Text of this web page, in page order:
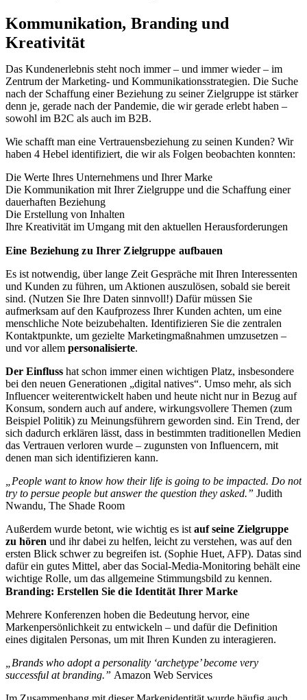
Kommunikation, Branding und
Kreativität
Das Kundenerlebnis steht noch immer – und immer wieder – im
Zentrum der Marketing- und Kommunikationsstrategien. Die Suche
nach der Schaffung einer Beziehung zu seiner Zielgruppe ist stärker
denn je, gerade nach der Pandemie, die wir gerade erlebt haben –
sowohl im B2C als auch im B2B.
Wie schafft man eine Vertrauensbeziehung zu seinen Kunden? Wir
haben 4 Hebel identifiziert, die wir als Folgen beobachten konnten:
Die Werte Ihres Unternehmens und Ihrer Marke
Die Kommunikation mit Ihrer Zielgruppe und die Schaffung einer
dauerhaften Beziehung
Die Erstellung von Inhalten
Ihre Kreativität im Umgang mit den aktuellen Herausforderungen
Eine Beziehung zu Ihrer Zielgruppe aufbauen
Es ist notwendig, über lange Zeit Gespräche mit Ihren Interessenten
und Kunden zu führen, um Aktionen auszulösen, sobald sie bereit
sind. (Nutzen Sie Ihre Daten sinnvoll!) Dafür müssen Sie
aufmerksam auf den Kaufprozess Ihrer Kunden achten, um eine
menschliche Note beizubehalten. Identifizieren Sie die zentralen
Kontaktpunkte, um gezielte Marketingmaßnahmen umzusetzen –
und vor allem personalisierte.
Der Einfluss hat schon immer einen wichtigen Platz, insbesondere
bei den neuen Generationen „digital natives“. Umso mehr, als sich
Influencer weiterentwickelt haben und heute nicht nur in Bezug auf
Konsum, sondern auch auf andere, wirkungsvollere Themen (zum
Beispiel Politik) zu Meinungsführern geworden sind. Ein Trend, der
sich dadurch erklären lässt, dass in bestimmten traditionellen Medien
das Vertrauen verloren wurde – zugunsten von Influencern, mit
denen man sich identifizieren kann.
„People want to know how their life is going to be impacted. Do not
try to persue people but answer the question they asked.” Judith
Nwandu, The Shade Room
Außerdem wurde betont, wie wichtig es ist auf seine Zielgruppe
zu hören und ihr dabei zu helfen, leicht zu verstehen, was auf den
ersten Blick schwer zu begreifen ist. (Sophie Huet, AFP). Datas sind
dafür ein gutes Mittel, aber das Social-Media-Monitoring behält eine
wichtige Rolle, um das allgemeine Stimmungsbild zu kennen.
Branding: Erstellen Sie die Identität Ihrer Marke
Mehrere Konferenzen hoben die Bedeutung hervor, eine
Markenpersönlichkeit zu entwickeln – und dafür die Definition
eines digitalen Personas, um mit Ihren Kunden zu interagieren.
„Brands who adopt a personality ‘archetype’ become very
successful at branding.” Amazon Web Services